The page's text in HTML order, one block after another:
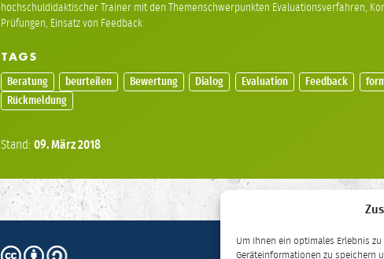
Um Ihnen ein optimales Erlebnis
Geräteinformationen zu speichern
hochschuldidaktischer Trainer mit den Themenschwerpunkten Evaluationsverfahren,
Prüfungen, Einsatz von Feedback
TAGS
Beratung beurteilen Bewertung Dialog Evaluation Feedback
Rückmeldung
Stand: 09.März2018
CC